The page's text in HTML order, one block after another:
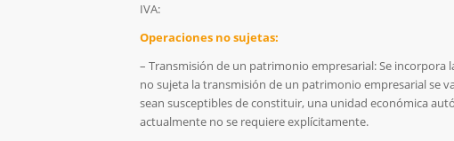
IVA:
Operaciones no sujetas:
– Transmisión de un patrimonio empresarial: Se incorpora
no sujeta la transmisión de un patrimonio empresarial se
sean susceptibles de constituir, una unidad económica
actualmente no se requiere explícitamente.